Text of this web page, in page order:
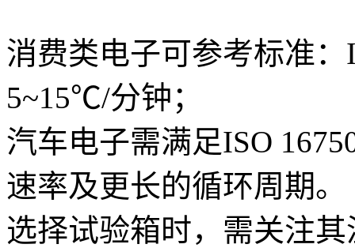
消费类电子可参考标准：
5~15℃/分钟；
汽车电子需满足ISO
速率及更长的循环周期。
选择试验箱时，需关注